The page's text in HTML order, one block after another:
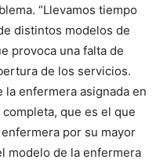
“Llevamos tiempo
distintos modelos de
provoca una falta de
de los servicios.
enfermera asignada en
que es el que
por su mayor
modelo de la enfermera